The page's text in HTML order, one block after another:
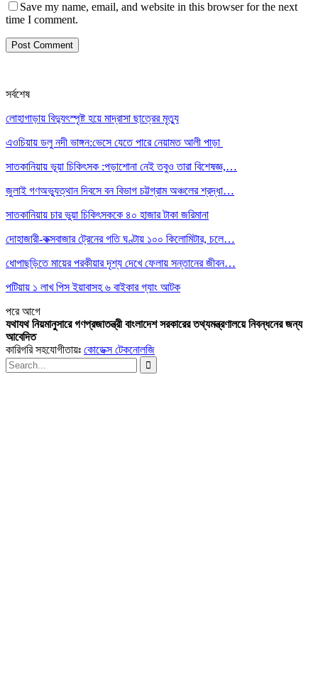
Save my name, email, and website in this browser for the next
time I comment.
সর্বশেষ
লোহাগাড়ায় বিদ্যুৎস্পৃষ্ট হয়ে মাদ্রাসা ছাত্রের মৃত্যু
এওচিয়ায় ডলু নদী ভাঙ্গন:ভেসে যেতে পারে নেয়ামত আলী পাড়া
সাতকানিয়ায় ভূয়া চিকিৎসক :পড়াশোনা নেই তবুও তারা বিশেষজ্ঞ,…
জুলাই গণঅভ্যুত্থান দিবসে বন বিভাগ চট্টগ্রাম অঞ্চলের শ্রদ্ধা…
সাতকানিয়ায় চার ভুয়া চিকিৎসককে ৪০ হাজার টাকা জরিমানা
দোহাজারী-কক্সবাজার ট্রেনের গতি ঘণ্টায় ১০০ কিলোমিটার, চলে…
ধোপাছড়িতে মায়ের পরকীয়ার দৃশ্য দেখে ফেলায় সন্তানের জীবন…
পটিয়ায় ১ লাখ পিস ইয়াবাসহ ৬ বাইকার গ্যাং আটক
পরেআগে
যথাযথ নিয়মানুসারে গণপ্রজাতন্ত্রী বাংলাদেশ সরকারের তথ্যমন্ত্রণালয়ে নিবন্ধনের জন্য
আবেদিত
কারিগরি সহযোগীতায়ঃ কোডেক্স টেকনোলজি